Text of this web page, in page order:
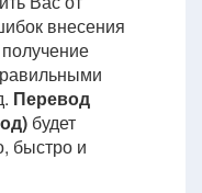
внесения
Перевод
будет
быстро и